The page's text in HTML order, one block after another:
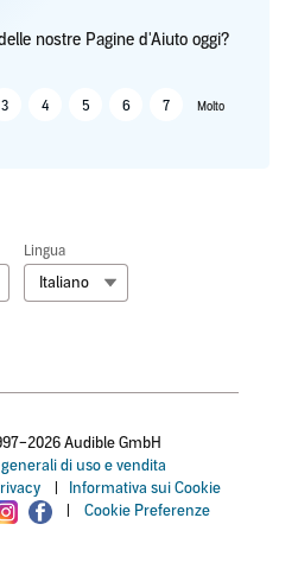
nostre Pagine d'Aiuto oggi?
3 4 5 6 7 Molto
Lingua
Italiano
Audible GmbH
di uso e vendita
|
Informativa sui Cookie
Cookie Preferenze